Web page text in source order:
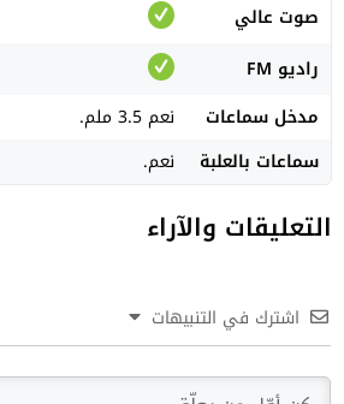
صوت عالي
راديو FM
مدخل سماعات
نعم 3.5 ملم.
سماعات بالعلبة
نعم.
التعليقات والآراء
اشترك في التنبيهات